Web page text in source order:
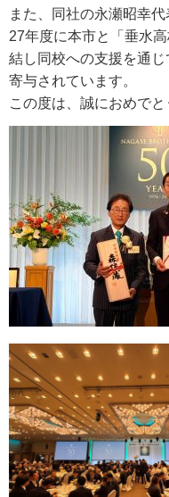
また、同社の永瀬昭幸
27年度に本市と「垂水
結し同校への支援を通
寄与されています。
この度は、誠におめでと